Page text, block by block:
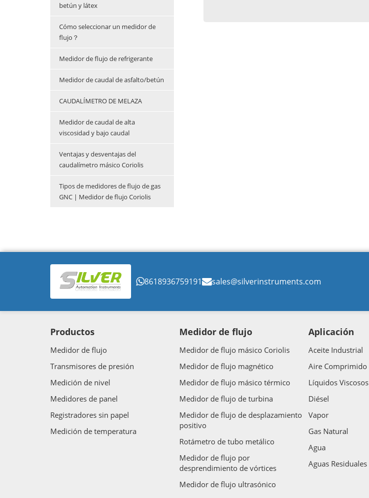
betún y látex
Cómo seleccionar un medidor de
flujo？
Medidor de flujo de refrigerante
Medidor de caudal de asfalto/betún
CAUDALÍMETRO DE MELAZA
Medidor de caudal de alta
viscosidad y bajo caudal
Ventajas y desventajas del
caudalímetro másico Coriolis
Tipos de medidores de flujo de gas
GNC | Medidor de flujo Coriolis
8618936759191 sales@silverinstruments.com
Productos
Medidor de flujo
Transmisores de presión
Medición de nivel
Medidores de panel
Registradores sin papel
Medición de temperatura
Medidor de flujo
Medidor de flujo másico Coriolis
Medidor de flujo magnético
Medidor de flujo másico térmico
Medidor de flujo de turbina
Medidor de flujo de desplazamiento
positivo
Rotámetro de tubo metálico
Medidor de flujo por
desprendimiento de vórtices
Medidor de flujo ultrasónico
Aplicación
Aceite Industrial
Aire Comprimido
Líquidos Viscosos
Diésel
Vapor
Gas Natural
Agua
Aguas Residuales